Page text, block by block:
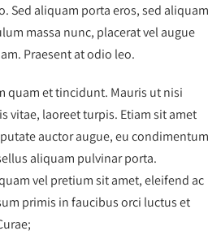
Sed aliquam porta eros, sed aliquam
massa nunc, placerat vel augue
Praesent at odio leo.
quam et tincidunt. Mauris ut nisi
vitae, laoreet turpis. Etiam sit amet
auctor augue, eu condimentum
aliquam pulvinar porta.
vel pretium sit amet, eleifend ac
primis in faucibus orci luctus et